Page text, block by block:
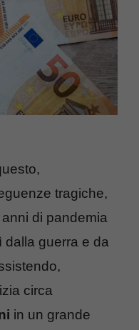
tragiche,
di pandemia
dalla guerra e da
circa
in un grande